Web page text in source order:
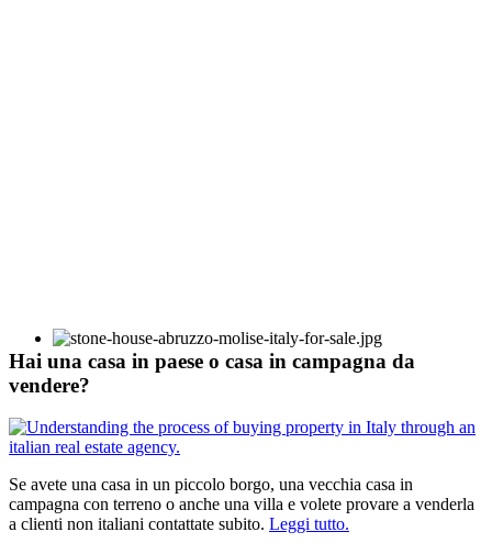
Hai una casa in paese o casa in campagna da
vendere?
Se avete una casa in un piccolo borgo, una vecchia casa in
campagna con terreno o anche una villa e volete provare a venderla
a clienti non italiani contattate subito. Leggi tutto.